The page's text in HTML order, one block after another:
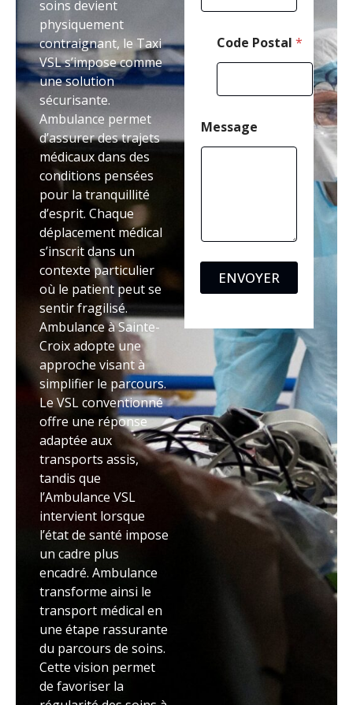
soins devient
physiquement
contraignant, le Taxi
VSL s’impose comme
une solution
sécurisante.
Ambulance permet
d’assurer des trajets
médicaux dans des
conditions pensées
pour la tranquillité
d’esprit. Chaque
déplacement médical
s’inscrit dans un
contexte particulier
où le patient peut se
sentir fragilisé.
Ambulance à Sainte-
Croix adopte une
approche visant à
simplifier le parcours.
Le VSL conventionné
offre une réponse
adaptée aux
transports assis,
tandis que
l’Ambulance VSL
intervient lorsque
l’état de santé impose
un cadre plus
encadré. Ambulance
transforme ainsi le
transport médical en
une étape rassurante
du parcours de soins.
Cette vision permet
de favoriser la
e
s
s
a
g
e
Code Postal *
Message
ENVOYER